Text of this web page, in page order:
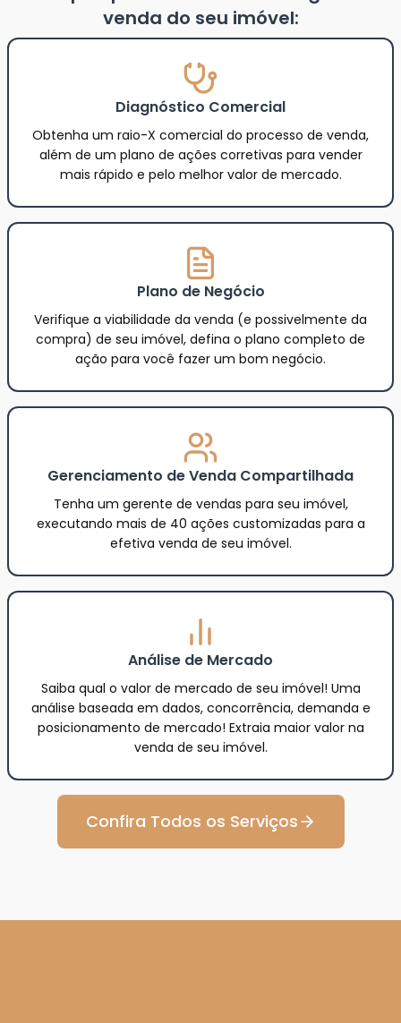
venda do seu imóvel:
Diagnóstico Comercial
Obtenha um raio-X comercial do processo de venda,
além de um plano de ações corretivas para vender
mais rápido e pelo melhor valor de mercado.
Plano de Negócio
Verifique a viabilidade da venda (e possivelmente da
compra) de seu imóvel, defina o plano completo de
ação para você fazer um bom negócio.
Gerenciamento de Venda Compartilhada
Tenha um gerente de vendas para seu imóvel,
executando mais de 40 ações customizadas para a
efetiva venda de seu imóvel.
Análise de Mercado
Saiba qual o valor de mercado de seu imóvel! Uma
análise baseada em dados, concorrência, demanda e
posicionamento de mercado! Extraia maior valor na
venda de seu imóvel.
Confira Todos os Serviços